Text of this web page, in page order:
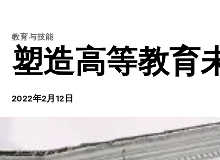
教育与技能
塑造高等教育
2022年2月12日